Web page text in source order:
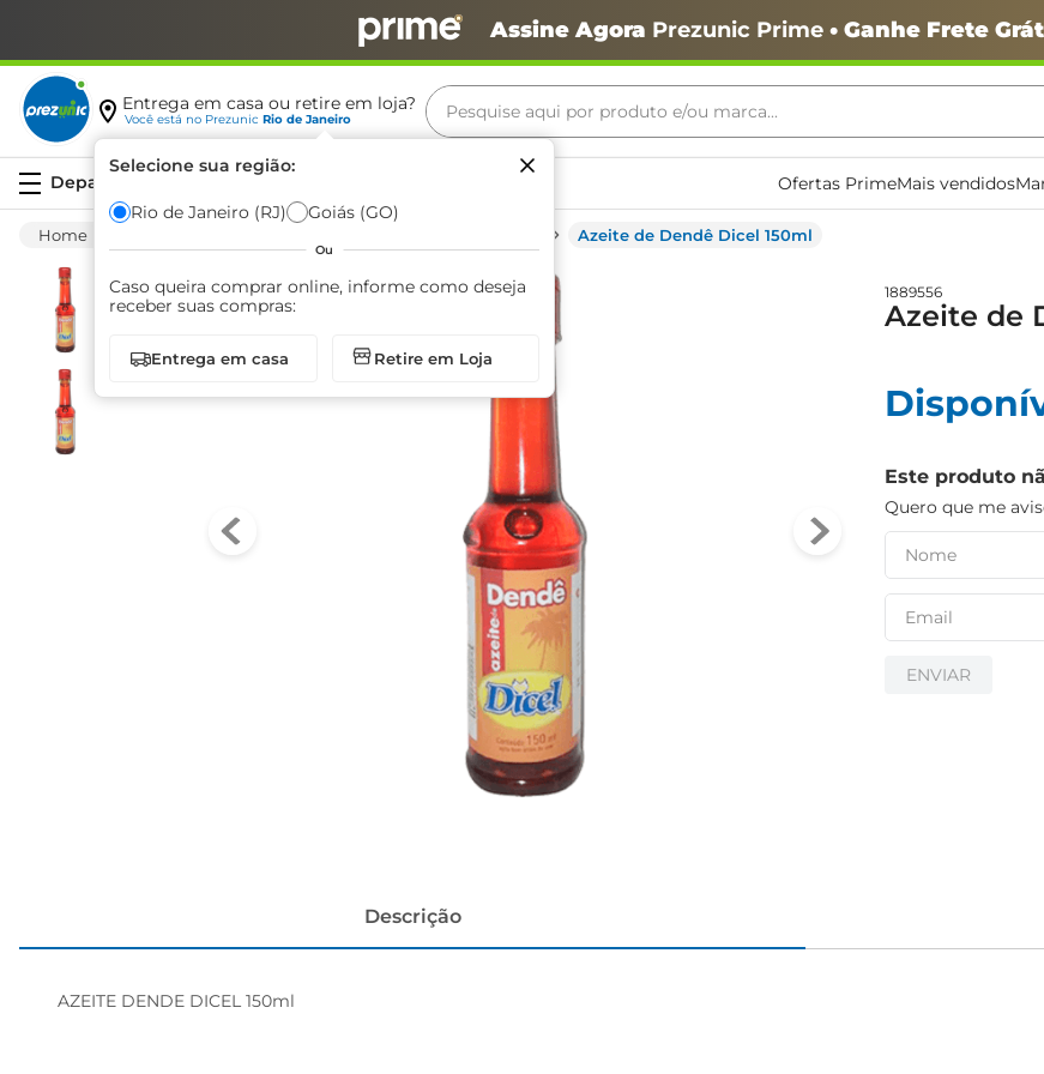
Assine Agora Prezunic Prime• Ganhe Frete
Entrega em casa ou retire em loja?
Você está no Prezunic Rio de Janeiro
Selecione sua região:
Rio de Janeiro (RJ) Goiás (GO)
Ou
Caso queira comprar online, informe como deseja
receber suas compras:
Entrega em casa Retire em Loja
Pesquise aqui por produto e/ou marca...
Ofertas PrimeMais vendidos
Azeite de Dendê Dicel 150ml
1889556
Azeite de
Este produto
Quero que me
ENVIAR
Descrição
AZEITE DENDE DICEL 150ml
Termos mais buscados
café
arroz
biscoito
azeite
iogurte
papel higiênico
cerveja